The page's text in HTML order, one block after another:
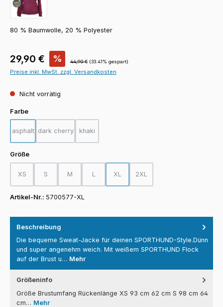
80 % Baumwolle, 20 % Polyester
Verkaufspreis:
29,90 € % Regulärer Preis:
44,90 € (33.41% gespart)
Preise inkl. MwSt. zzgl. Versandkosten
Nicht vorrätig
Farbeauswählen
asphalt
(Diese Option ist zurzeit nicht verfügbar.)
dark cherry
(Diese Option ist zurzeit nicht verfügbar.)
khaki
(Diese Option ist zurzeit nicht verfügbar.)
Größeauswählen
XS
(Diese Option ist zurzeit nicht verfügbar.)
S
(Diese Option ist zurzeit nicht verfügbar.)
M
(Diese Option ist zurzeit nicht verfügbar.)
L
(Diese Option ist zurzeit nicht verfügbar.)
XL
(Diese Option ist zurzeit nicht
2XL
(Diese Option ist zurzeit
Artikel-Nr.: 5700577-XL
Beschreibung
Die bequeme Sweat-Jacke für deinen SPORTHUND-Style.Dünn
und super angenehm weich. Mit weißem SPORTHUND Flock
auf der Brust u… Mehr
Größeninfo
Größe Brustumfang Rückenlänge XS 93 cm 62 cm S 98 cm 64
cm… Mehr